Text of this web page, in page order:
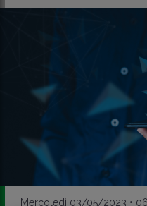
Mercoledì 03/05/2023 •